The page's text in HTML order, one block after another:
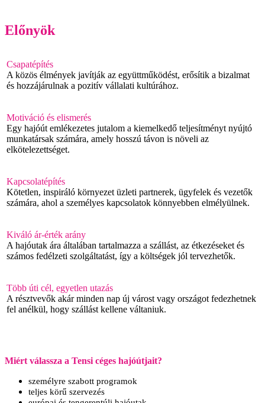
Előnyök
Csapatépítés
A közös élmények javítják az együttműködést, erősítik a bizalmat
és hozzájárulnak a pozitív vállalati kultúrához.
Motiváció és elismerés
Egy hajóút emlékezetes jutalom a kiemelkedő teljesítményt nyújtó
munkatársak számára, amely hosszú távon is növeli az
elkötelezettséget.
Kapcsolatépítés
Kötetlen, inspiráló környezet üzleti partnerek, ügyfelek és vezetők
számára, ahol a személyes kapcsolatok könnyebben elmélyülnek.
Kiváló ár-érték arány
A hajóutak ára általában tartalmazza a szállást, az étkezéseket és
számos fedélzeti szolgáltatást, így a költségek jól tervezhetők.
Több úti cél, egyetlen utazás
A résztvevők akár minden nap új várost vagy országot fedezhetnek
fel anélkül, hogy szállást kellene váltaniuk.
Miért válassza a Tensi céges hajóútjait?
személyre szabott programok
teljes körű szervezés